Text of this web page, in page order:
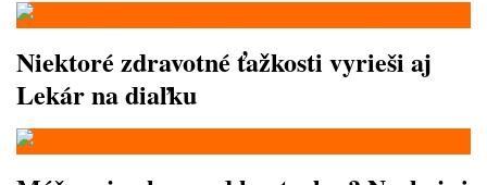
Niektoré zdravotné ťažkosti vyrieši aj
Lekár na diaľku